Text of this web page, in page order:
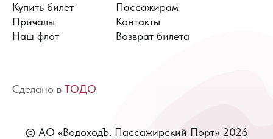
Купить билет
Причалы
Наш флот
Пассажирам
Контакты
Возврат билета
© АО «ВодоходЪ. Пассажирский Порт» 2026
Сделано в ТОДО